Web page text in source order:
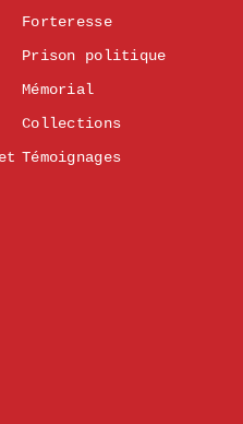
Forteresse
Prison politique
Mémorial
Collections
Témoignages